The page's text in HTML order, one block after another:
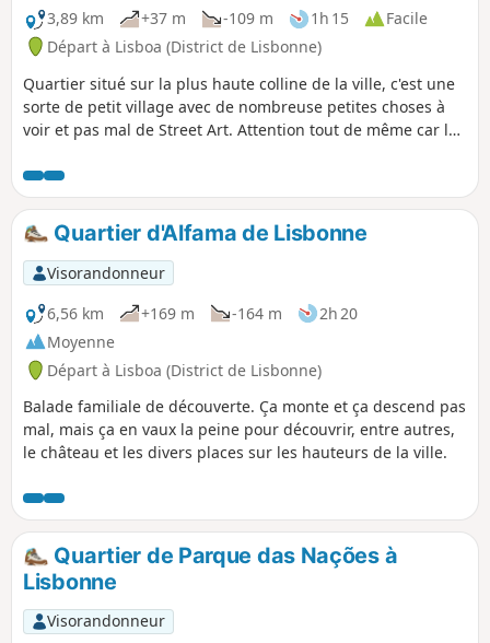
3,89 km
+37 m -109 m 1h 15
Facile
Départ à Lisboa (District de Lisbonne)
Quartier situé sur la plus haute colline de la ville, c'est une
sorte de petit village avec de nombreuse petites choses à
voir et pas mal de Street Art. Attention tout de même car les
chaussure. Ce parcours ne revient pas au point de départ.
Quartier d'Alfama de Lisbonne
Visorandonneur
6,56 km
+169 m -164 m
2h 20
Moyenne
Départ à Lisboa (District de Lisbonne)
Balade familiale de découverte. Ça monte et ça descend pas
mal, mais ça en vaux la peine pour découvrir, entre autres,
le château et les divers places sur les hauteurs de la ville.
Quartier de Parque das Nações à
Lisbonne
Visorandonneur